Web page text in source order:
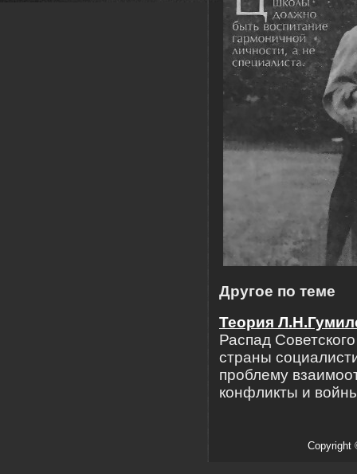
Другое по теме
Теория
Распад
страны
проблему
конфликты и
Copyright